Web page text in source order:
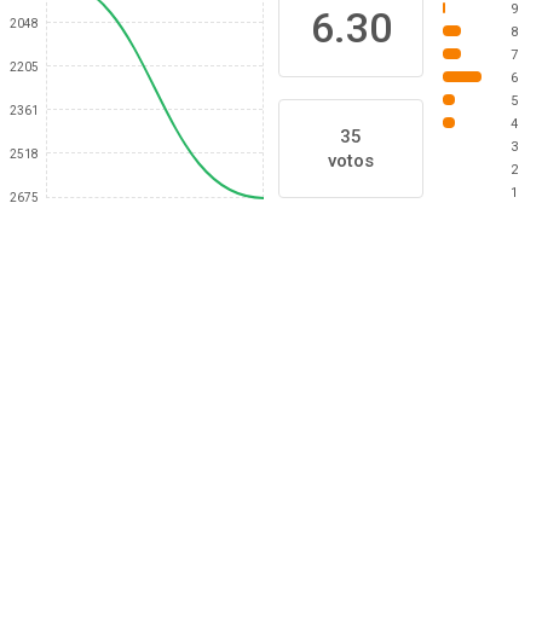
2048
2205
2361
2518
2675
6.30
35
votos
9
8
7
6
5
4
3
2
1